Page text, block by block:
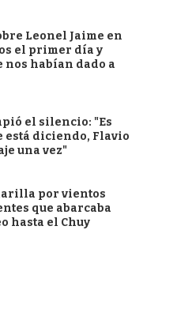
Leonel Jaime en
el primer día y
nos habían dado a
el silencio: "Es
está diciendo, Flavio
una vez"
por vientos
que abarcaba
hasta el Chuy